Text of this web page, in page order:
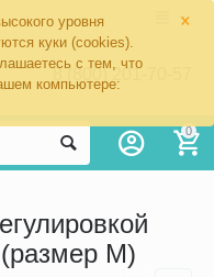
×
уровня
куки (cookies).
с тем, что
компьютере:
8 (800) 201-70-57
0
M)